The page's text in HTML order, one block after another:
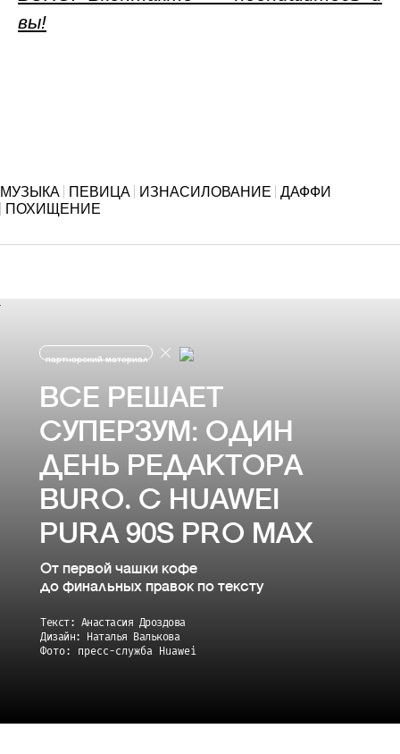
вы!
МУЗЫКА ПЕВИЦА ИЗНАСИЛОВАНИЕ
ДАФФИ
ПОХИЩЕНИЕ
партнерский материал
ВСЕ РЕШАЕТ
СУПЕРЗУМ: ОДИН
ДЕНЬ РЕДАКТОРА
BURO. С HUAWEI
PURA 90S PRO MAX
От первой чашки кофе
до финальных правок по тексту
Текст: Анастасия Дроздова
Дизайн: Наталья Валькова
Фото: пресс-служба Huawei